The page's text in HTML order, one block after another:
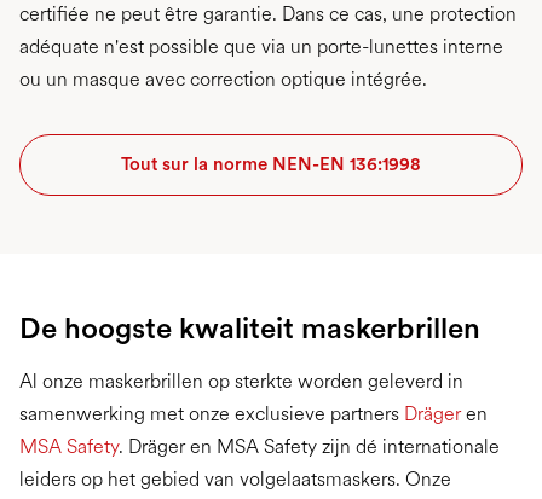
certifiée ne peut être garantie. Dans ce cas, une protection
adéquate n'est possible que via un porte-lunettes interne
ou un masque avec correction optique intégrée.
Tout sur la norme NEN-EN 136:1998
De hoogste kwaliteit maskerbrillen
Al onze maskerbrillen op sterkte worden geleverd in
samenwerking met onze exclusieve partners Drägeren
MSA Safety. Dräger en MSA Safety zijn dé internationale
leiders op het gebied van volgelaatsmaskers. Onze